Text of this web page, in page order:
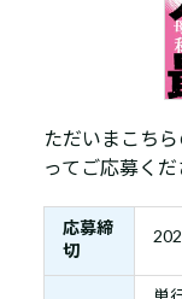
ただいまこち
ってご応募くだ
応募締
切